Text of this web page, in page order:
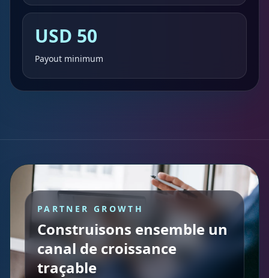
USD 50
Payout minimum
PARTNER GROWTH
Construisons ensemble un
canal de croissance
traçable